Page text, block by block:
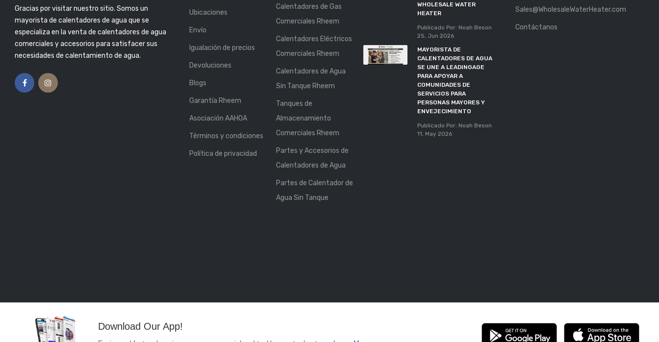
Gracias por visitar nuestro sitio. Somos un
mayorista de calentadores de agua que se
especializa en la venta de calentadores de agua
comerciales y accesorios para satisfacer sus
necesidades de calentamiento de agua.
Ubicaciones
Envío
Igualación de precios
Devoluciones
Blogs
Garantía Rheem
Asociación AAHOA
Términos y condiciones
Política de privacidad
Calentadores de Gas
Comerciales Rheem
Calentadores Eléctricos
Comerciales Rheem
Calentadores de Agua
Sin Tanque Rheem
Tanques de
Almacenamiento
Comerciales Rheem
Partes y Accesorios de
Calentadores de Agua
Partes de Calentador de
Agua Sin Tanque
Atlas
Mar 2019
SUFICIENTE
AQUÍ TE
Atlas
Mar 2019
Publicado Por: Atlas
Plumbing 25, Feb 2019
5 CONSEJOS PARA
COMPRAR EL CALENTADOR
WHOLESALE WATER
HEATER
Publicado Por: Noah Beson
25, Jun 2026
MAYORISTA DE
CALENTADORES DE AGUA
SE UNE A LEADINGAGE
PARA APOYAR A
COMUNIDADES DE
SERVICIOS PARA
PERSONAS MAYORES Y
ENVEJECIMIENTO
Publicado Por: Noah Beson
11, May 2026
Sales@WholesaleWaterHeater.com
Contáctanos
Download Our App!